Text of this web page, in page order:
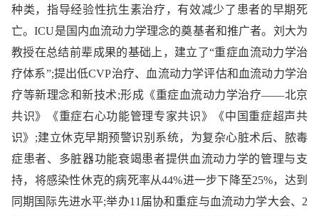
种类，指导经验性抗生素治疗，有效减少了患者的早期死
亡。ICU是国内血流动力学理念的奠基者和推广者。刘大为
教授在总结前辈成果的基础上，建立了“重症血流动力学治
疗体系”;提出低CVP治疗、血流动力学评估和血流动力学治
疗等新理念和新技术;形成《重症血流动力学治疗——北京
共识》《重症右心功能管理专家共识》《中国重症超声共
识》;建立休克早期预警识别系统，为复杂心脏术后、脓毒
症患者、多脏器功能衰竭患者提供血流动力学的管理与支
持，将感染性休克的病死率从44%进一步下降至25%，达到
同期国际先进水平;举办11届协和重症与血流动力学大会、2